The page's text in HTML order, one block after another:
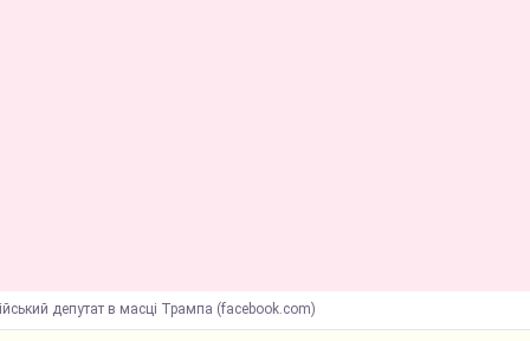
депутат в масці Трампа (facebook.com)